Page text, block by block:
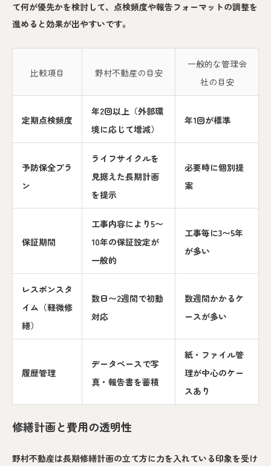
て何が優先かを検討して、点検頻度や報告フォーマットの調整を
進めると効果が出やすいです。
比較項目 野村不動産の目安
一般的な管理会
社の目安
定期点検頻度
年2回以上（外部環
境に応じて増減）
年1回が標準
予防保全プラ
ン
ライフサイクルを
見据えた長期計画
を提示
必要時に個別提
案
保証期間
工事内容により5〜
10年の保証設定が
一般的
工事毎に3〜5年
が多い
レスポンスタ
イム（軽微修
繕）
数日〜2週間で初動
対応
数週間かかるケ
ースが多い
履歴管理
データベースで写
真・報告書を蓄積
紙・ファイル管
理が中心のケー
スあり
修繕計画と費用の透明性
野村不動産は長期修繕計画の立て方に力を入れている印象を受け